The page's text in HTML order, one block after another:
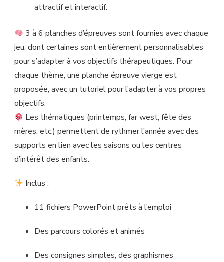
attractif et interactif.
3 à 6 planches d’épreuves sont fournies avec chaque
jeu, dont certaines sont entièrement personnalisables
pour s’adapter à vos objectifs thérapeutiques. Pour
chaque thème, une planche épreuve vierge est
proposée, avec un tutoriel pour l’adapter à vos propres
objectifs.
Les thématiques (printemps, far west, fête des
mères, etc.) permettent de rythmer l’année avec des
supports en lien avec les saisons ou les centres
d’intérêt des enfants.
Inclus :
11 fichiers PowerPoint prêts à l’emploi
Des parcours colorés et animés
Des consignes simples, des graphismes